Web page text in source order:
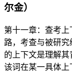
尔金）
第十一章：查考
路，考查与被研
的上下文是理解
该词在某一具体上